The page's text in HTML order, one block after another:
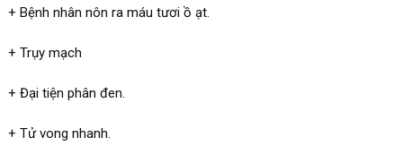
+ Bệnh nhân nôn ra máu tươi ồ ạt.
+ Trụy mạch
+ Đại tiện phân đen.
+ Tử vong nhanh.